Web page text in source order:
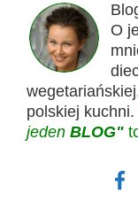
O
polskiej kuchni.
jeden BLOG"